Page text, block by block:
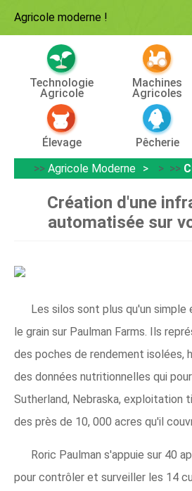
Agricole moderne !
Technologie
Agricole
Machines
Agricoles
Élevage Pêcherie
>> Agricole Moderne > >>
Création d'une
automatisée sur
Les silos sont plus qu'un
le grain sur Paulman Farms. Ils
des poches de rendement isolées,
des données nutritionnelles qui
Sutherland, Nebraska, exploitation
des près de 10, 000 acres qu'il
Roric Paulman s'appuie sur 40
pour contrôler et surveiller les 14